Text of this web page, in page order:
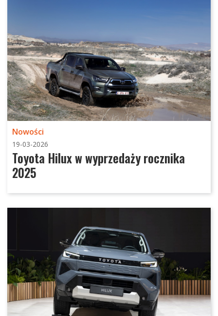
Nowości
19-03-2026
Toyota Hilux w wyprzedaży rocznika
2025